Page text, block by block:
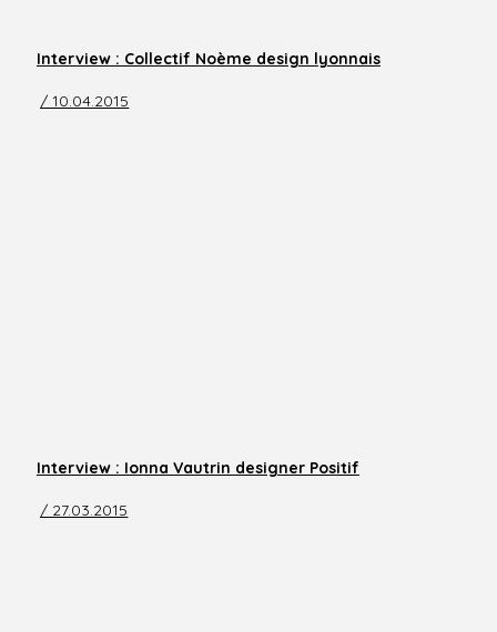
Interview : Collectif Noème design lyonnais
/ 10.04.2015
Interview : Ionna Vautrin designer Positif
/ 27.03.2015